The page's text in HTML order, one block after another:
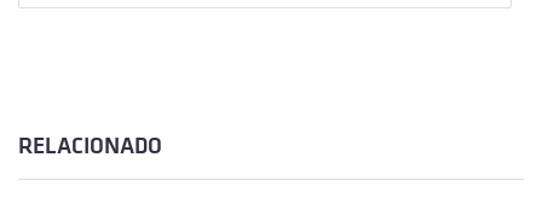
RELACIONADO